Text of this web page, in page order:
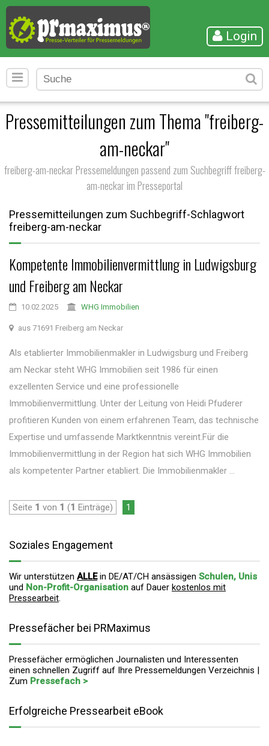
Login
Pressemitteilungen zum Thema "freiberg-
am-neckar"
freiberg-am-neckar Pressemeldungen passend zum Suchbegriff freiberg-
am-neckar im Presseportal
Pressemitteilungen zum Suchbegriff-Schlagwort
freiberg-am-neckar
Kompetente Immobilienvermittlung in Ludwigsburg
und Freiberg am Neckar
10.02.2025 WHG Immobilien
aus 71691 Freiberg am Neckar
Als etablierter Immobilienmakler in Ludwigsburg und Freiberg
am Neckar steht WHG Immobilien seit 1986 für einen
exzellenten Service und eine professionelle
Immobilienvermittlung. Unter der Leitung von Heidi Pfuderer
profitieren Kunden von einem erfahrenen Team, das technische
Expertise und umfassende Marktkenntnis vereint.Für die
Immobilienvermittlung in der Region hat sich WHG Immobilien
als kompetenter Partner etabliert. Die Immobilienmakler ...
Seite 1 von 1 (1 Einträge) 1
Soziales Engagement
Wir unterstützen ALLEin DE/AT/CH ansässigen Schulen, Unis
und Non-Profit-Organisation auf Dauer kostenlos mit
Pressearbeit.
Pressefächer bei PRMaximus
Pressefächer ermöglichen Journalisten und Interessenten
einen schnellen Zugriff auf Ihre Pressemeldungen Verzeichnis |
Zum Pressefach >
Erfolgreiche Pressearbeit eBook